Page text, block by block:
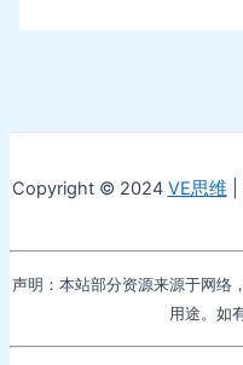
Copyright © 2024 VE思维
声明：本站部分资源来源于网络
用途。如